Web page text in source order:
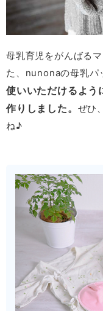
母乳育児をがんばる
た、nunonaの母乳パ
使いいただけるよう
作りしました。 ぜひ
ね♪